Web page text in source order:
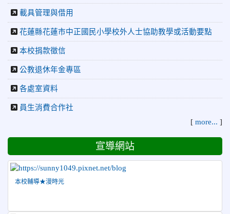
球錦標賽 榮獲亞軍！
2026-04-09
公告
賀! 本校中正國小115年度(1~3年級)健康
促進繪畫比賽優勝名單
2026-04-08
榮譽
2026-07-23 榮譽
115年度花蓮縣第七屆太平洋盃X華紙公
益盃PTWA全國自走車競賽AI素養競賽榮獲銅牌
2026-07-21
榮譽
賀 本校游泳隊參加 2026全國青少年游泳
錦標賽 榮獲佳績！
跆拳道品勢錦標賽 榮獲佳績！
2026-06-30 檢送「花蓮縣115學年度推動國民中學充實校安
人力聯合甄選簡章」1份，敬請協助公告周知，請查照。
2026-06-29
榮譽
2026-06-16
榮譽
賀 本校跆拳道隊參加115年第三十三屆全
載具管理與借用
花蓮縣花蓮市中正國民小學校外人士協助教學或活動要點
本校捐款徵信
公教退休年金專區
各處室資料
員生消費合作社
[ more... ]
宣導網站
本校輔導★漫時光